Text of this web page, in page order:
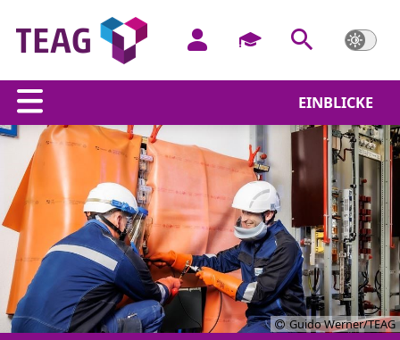
EINBLICKE
Guido Werner/TEAG